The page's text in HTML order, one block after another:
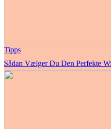
Tipps
Sådan Vælger Du Den Perfekte